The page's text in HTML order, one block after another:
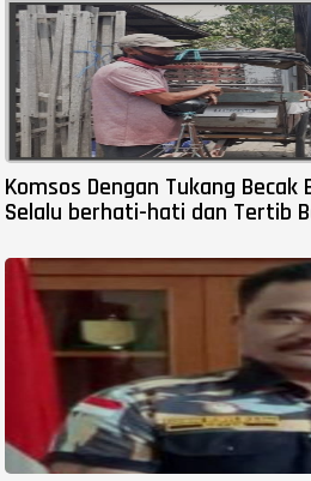
Komsos Dengan Tukang
Selalu berhati-hati dan Tertib